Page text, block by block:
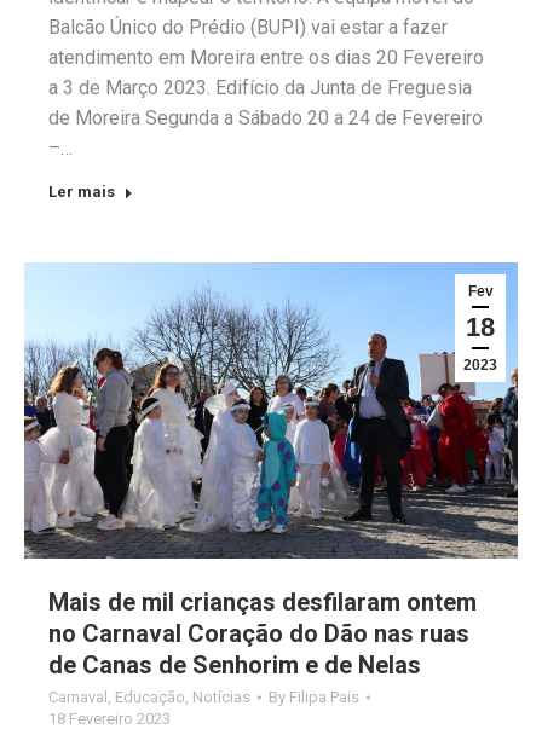
Balcão Único do Prédio (BUPI) vai estar a fazer
atendimento em Moreira entre os dias 20 Fevereiro
a 3 de Março 2023. Edifício da Junta de Freguesia
de Moreira Segunda a Sábado 20 a 24 de Fevereiro
–…
Ler mais
Fev
18
2023
Mais de mil crianças desfilaram ontem
no Carnaval Coração do Dão nas ruas
de Canas de Senhorim e de Nelas
Carnaval Educação Notícias By Filipa Pais
18 Fevereiro 2023